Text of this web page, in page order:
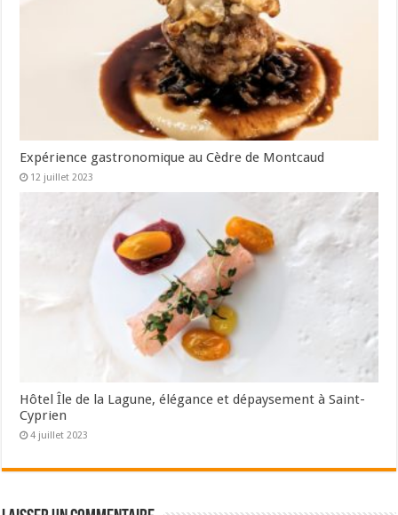
Expérience gastronomique au Cèdre de Montcaud
12 juillet 2023
Hôtel Île de la Lagune, élégance et dépaysement à Saint-
Cyprien
4 juillet 2023